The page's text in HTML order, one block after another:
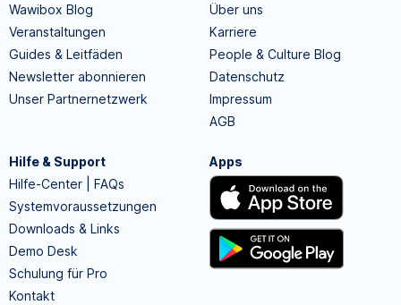
Wawibox Blog
Veranstaltungen
Guides & Leitfäden
Newsletter abonnieren
Unser Partnernetzwerk
Über uns
Karriere
People & Culture Blog
Datenschutz
Impressum
AGB
Hilfe & Support
Hilfe-Center | FAQs
Systemvoraussetzungen
Downloads & Links
Demo Desk
Schulung für Pro
Kontakt
Apps